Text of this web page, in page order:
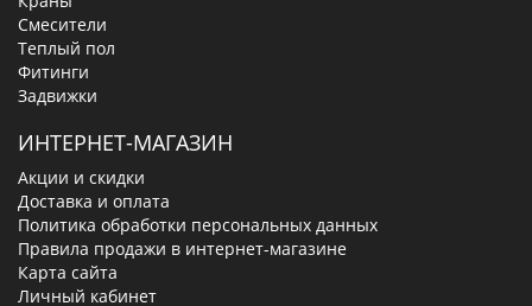
Смесители
Теплый пол
Фитинги
Задвижки
ИНТЕРНЕТ-МАГАЗИН
Акции и скидки
Доставка и оплата
Политика обработки персональных данных
Правила продажи в интернет-магазине
Карта сайта
Личный кабинет